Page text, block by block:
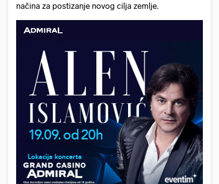
načina za postizanje novog cilja zemlje.